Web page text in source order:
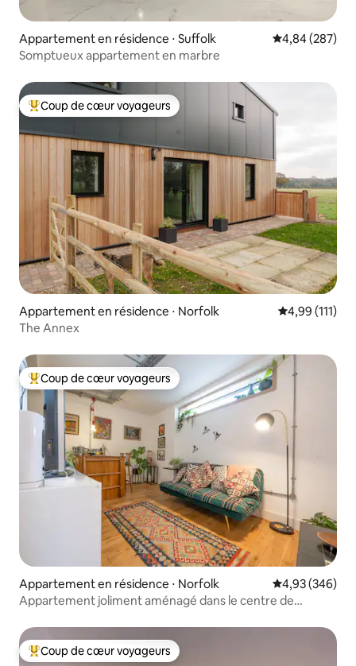
Appartement en résidence ⋅ Suffolk Évaluation
4,84 (287)
Somptueux appartement en marbre
Coups de cœur voyageurs les plus appréciés
Coup de cœur voyageurs
Appartement en résidence ⋅ Norfolk Évaluation
4,99 (111)
The Annex
Coups de cœur voyageurs les plus appréciés
Coup de cœur voyageurs
Appartement en résidence ⋅ Norfolk Évaluation
4,93 (346)
Appartement joliment aménagé dans le centre de
Coups de cœur voyageurs les plus appréciés
Coup de cœur voyageurs